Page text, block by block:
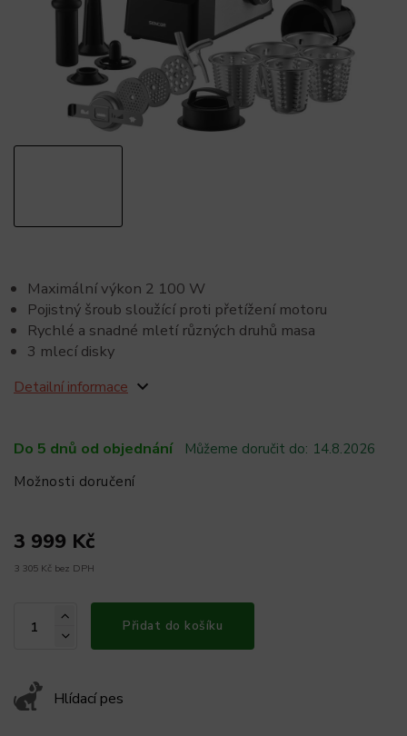
Do 5 dnů od objednání Můžeme doručit do: 14.8.2026
Možnosti doručení
3 999 Kč
3 305 Kč bez DPH
Přidat do košíku
Hlídací pes
Maximální výkon 2 100 W
Pojistný šroub sloužící proti přetížení motoru
Rychlé a snadné mletí různých druhů masa
3 mlecí disky
Detailní informace